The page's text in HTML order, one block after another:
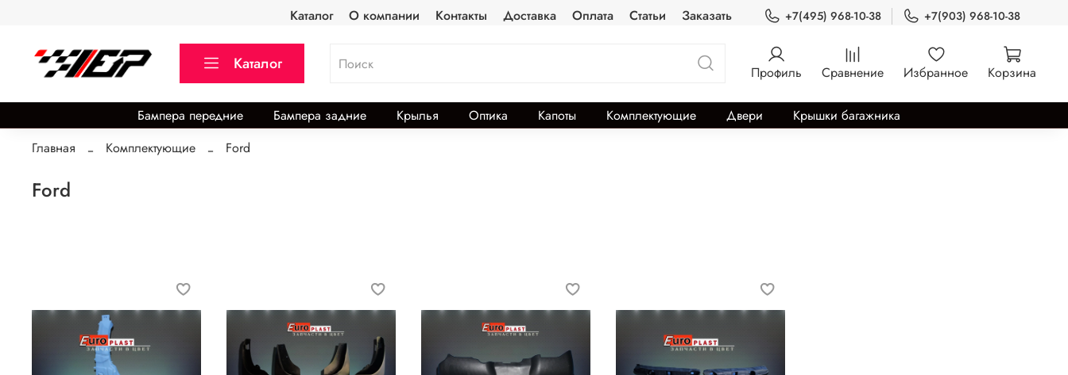
Каталог О компании Контакты Доставка Оплата Статьи Заказать +7(495) 968-10-38 +7(903) 968-10-38
Каталог Профиль Сравнение Избранное Корзина
Бампера передние Бампера задние Крылья Оптика Капоты Комплектующие Двери
Крышки багажника
Главная
Комплектующие Ford
Ford